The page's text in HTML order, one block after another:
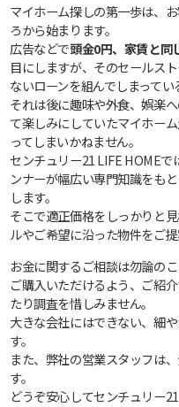
マイホーム探しの第一歩は、
ろから始まります。
広告などで頭金0円、家賃と同
目にしますが、そのセールス
ないローンを組んでしまって
それは後に趣味や外食、娯楽
て楽しみにしていたマイホー
ってしまいかねません。
センチュリー21 LIFE HOME
ンナーが幅広い専門知識をも
します。
そこで適正価格をしっかりと
ルやご希望に沿った物件をご
お金に関するご相談は勿論の
ご購入いただけるよう、ご紹
たり調査を惜しみません。
大きな会社にはできない、細
す。
また、弊社の営業スタッフは
す。
どうぞ安心してセンチュリー